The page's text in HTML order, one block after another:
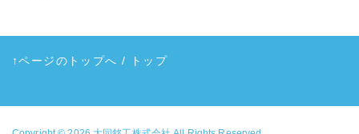
↑ページのトップへ / トップ